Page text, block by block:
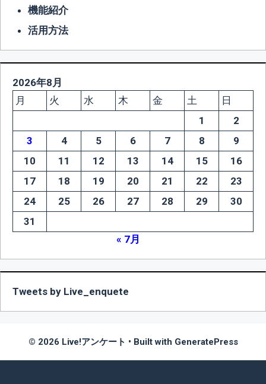
機能紹介
活用方法
2026年8月
月
火 水 木 金 土
日
1
2
3
4 5 6 7 8
9
10
11 12 13 14 15
16
17
18 19 20 21 22
23
24
25 26 27 28 29
30
31
« 7月
Tweets by Live_enquete
© 2026 Live!アンケート • Built with GeneratePress